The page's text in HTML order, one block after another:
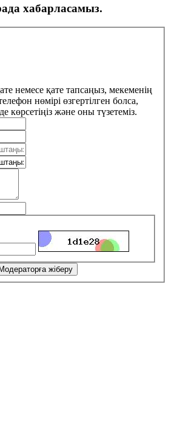
хабарласамыз.
немесе қате тапсаңыз, мекеменің
нөмірі өзгертілген болса,
көрсетіңіз және оны түзетеміз.
жіберу